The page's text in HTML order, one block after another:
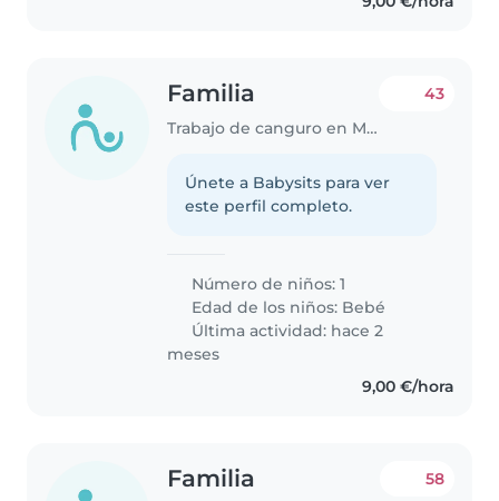
Familia
Trabajo de canguro en Murcia
43
Únete a Babysits para ver
este perfil completo.
Número de niños: 1
Edad de los niños: Bebé
Última actividad: hace 2
meses
9,00 €/hora
Familia 58